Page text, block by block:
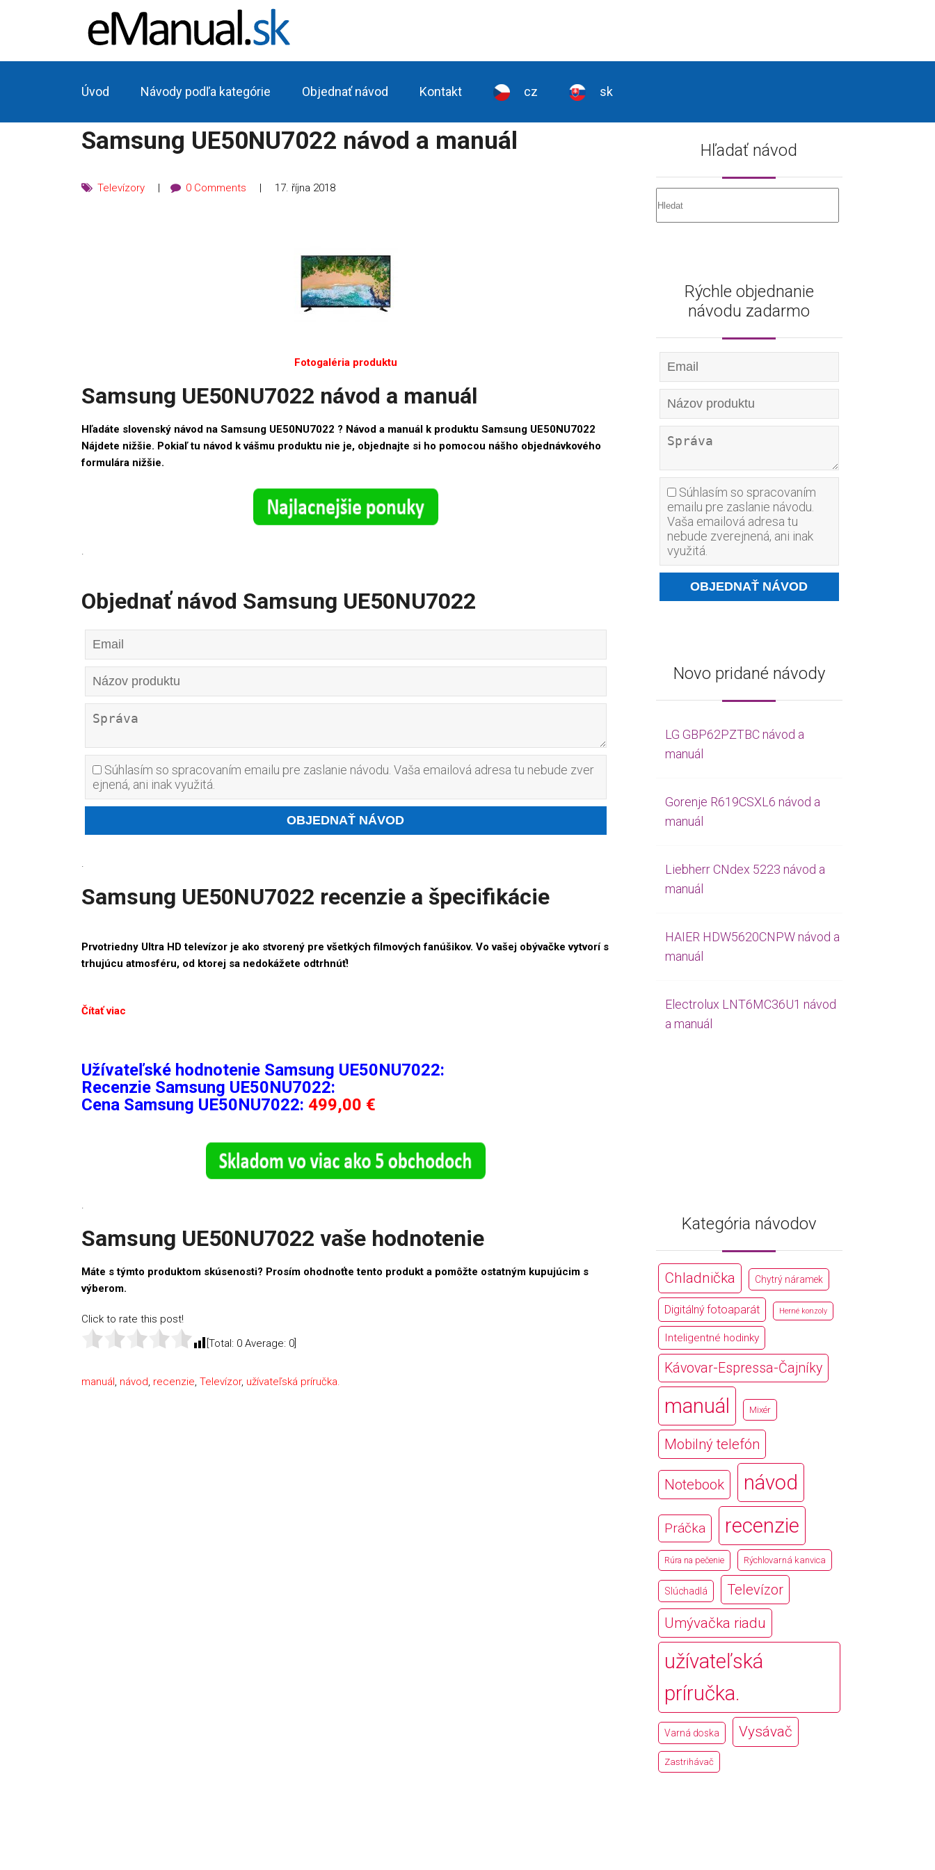
Úvod Návody podľa kategórie Objednať návod Kontakt cz sk
Samsung UE50NU7022 návod a manuál
Televízory 0 Comments 17. října 2018
Fotogaléria produktu
Samsung UE50NU7022 návod a manuál
Hľadáte slovenský návod na Samsung UE50NU7022 ? Návod a manuál k produktu Samsung UE50NU7022
Nájdete nižšie. Pokiaľ tu návod k vášmu produktu nie je, objednajte si ho pomocou nášho objednávkového
formulára nižšie.
.
Objednať návod Samsung UE50NU7022
Súhlasím so spracovaním emailu pre zaslanie návodu. Vaša emailová adresa tu nebude zver
ejnená, ani inak využitá.
.
Samsung UE50NU7022 recenzie a špecifikácie
Prvotriedny Ultra HD televízor je ako stvorený pre všetkých filmových fanúšikov. Vo vašej obývačke vytvorí s
trhujúcu atmosféru, od ktorej sa nedokážete odtrhnúť!
Čítať viac
Užívateľské hodnotenie Samsung UE50NU7022:
Recenzie Samsung UE50NU7022:
Cena Samsung UE50NU7022: 499,00 €
.
Samsung UE50NU7022 vaše hodnotenie
Máte s týmto produktom skúsenosti? Prosím ohodnoťte tento produkt a pomôžte ostatným kupujúcim s
výberom.
Click to rate this post!
[Total: 0 Average: 0
manuál, návod, recenzie, Televízor, užívateľská príručka.
Hľadať návod
Rýchle objednanie
návodu zadarmo
Súhlasím so spracovaním
emailu pre zaslanie návodu.
Vaša emailová adresa tu
nebude zverejnená, ani inak
využitá.
Novo pridané návody
LG GBP62PZTBC návod a
manuál
Gorenje R619CSXL6 návod a
manuál
Liebherr CNdex 5223 návod a
manuál
HAIER HDW5620CNPW návod a
manuál
Electrolux LNT6MC36U1 návod
a manuál
Kategória návodov
Chladnička Chytrý náramek
Digitálný fotoaparát Herné konzoly
Inteligentné hodinky
Kávovar-Espressa-Čajníky
manuál Mixér
Mobilný telefón
Notebook návod
Práčka recenzie
Rúra na pečenie Rýchlovarná kanvica
Slúchadlá
Televízor
Umývačka riadu
užívateľská
príručka.
Varná doska Vysávač
Zastrihávač